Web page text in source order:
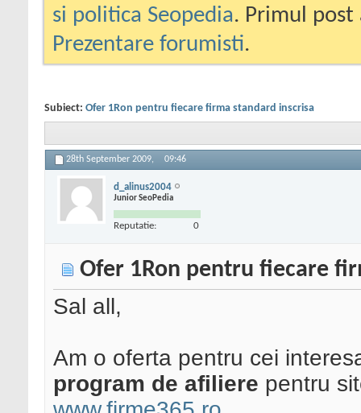
si politica Seopedia. Primul
Prezentare forumisti.
Subiect: Ofer 1Ron pentru fiecare firma standard inscrisa
28th September 2009, 09:46
d_alinus2004
Junior SeoPedia
Reputatie: 0
Ofer 1Ron pentru fiecare
Sal all,
Am o oferta pentru cei
program de afiliere pentru